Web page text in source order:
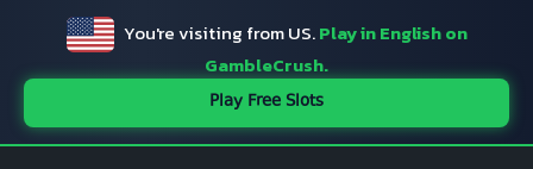
You're visiting from US.Play in English on
GambleCrush.
Play Free Slots